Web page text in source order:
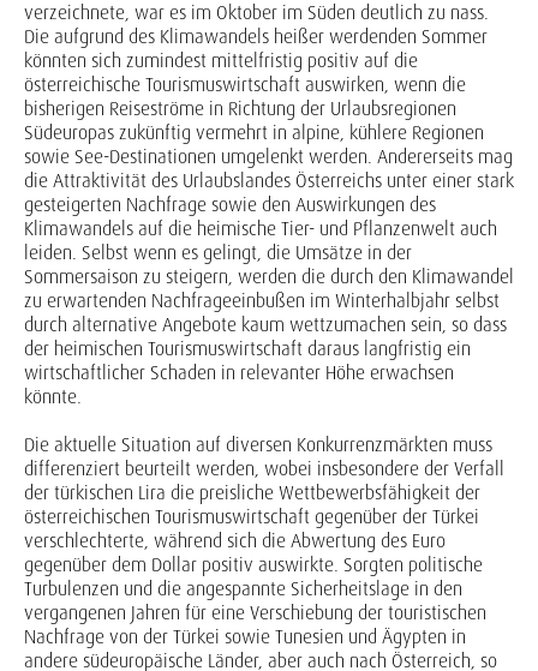
verzeichnete, war es im Oktober im Süden deutlich zu nass.
Die aufgrund des Klimawandels heißer werdenden Sommer
könnten sich zumindest mittelfristig positiv auf die
österreichische Tourismuswirtschaft auswirken, wenn die
bisherigen Reiseströme in Richtung der Urlaubsregionen
Südeuropas zukünftig vermehrt in alpine, kühlere Regionen
sowie See-Destinationen umgelenkt werden. Andererseits mag
die Attraktivität des Urlaubslandes Österreichs unter einer stark
gesteigerten Nachfrage sowie den Auswirkungen des
Klimawandels auf die heimische Tier- und Pflanzenwelt auch
leiden. Selbst wenn es gelingt, die Umsätze in der
Sommersaison zu steigern, werden die durch den Klimawandel
zu erwartenden Nachfrageeinbußen im Winterhalbjahr selbst
durch alternative Angebote kaum wettzumachen sein, so dass
der heimischen Tourismuswirtschaft daraus langfristig ein
wirtschaftlicher Schaden in relevanter Höhe erwachsen
könnte.
Die aktuelle Situation auf diversen Konkurrenzmärkten muss
differenziert beurteilt werden, wobei insbesondere der Verfall
der türkischen Lira die preisliche Wettbewerbsfähigkeit der
österreichischen Tourismuswirtschaft gegenüber der Türkei
verschlechterte, während sich die Abwertung des Euro
gegenüber dem Dollar positiv auswirkte. Sorgten politische
Turbulenzen und die angespannte Sicherheitslage in den
vergangenen Jahren für eine Verschiebung der touristischen
Nachfrage von der Türkei sowie Tunesien und Ägypten in
andere südeuropäische Länder, aber auch nach Österreich, so